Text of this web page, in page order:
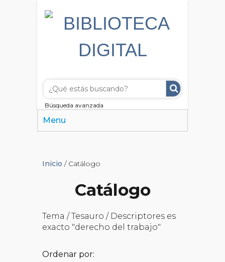
Búsqueda avanzada
Menu
Inicio / Catálogo
Catálogo
Tema / Tesauro / Descriptores es
exacto "derecho del trabajo"
Ordenar por: